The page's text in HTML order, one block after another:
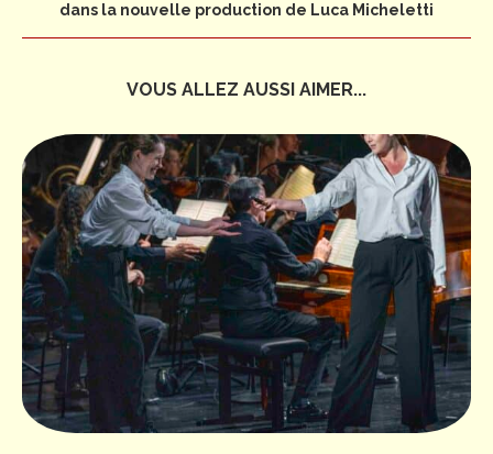
dans la nouvelle production de Luca Micheletti
VOUS ALLEZ AUSSI AIMER...